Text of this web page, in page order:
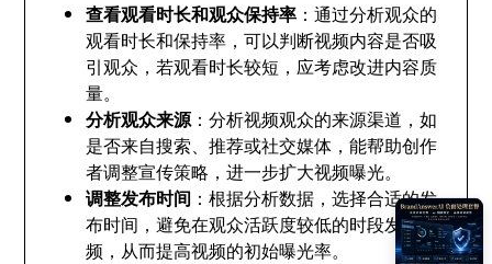
查看观看时长和观众保持率 ：通过分析观众的
观看时长和保持率，可以判断视频内容是否吸
引观众，若观看时长较短，应考虑改进内容质
量。
分析观众来源：分析视频观众的来源渠道，如
是否来自搜索、推荐或社交媒体，能帮助创作
者调整宣传策略，进一步扩大视频曝光。
调整发布时间 ：根据分析数据，选择合适的发
布时间，避免在观众活跃度较低的时段发布视
频，从而提高视频的初始曝光率。